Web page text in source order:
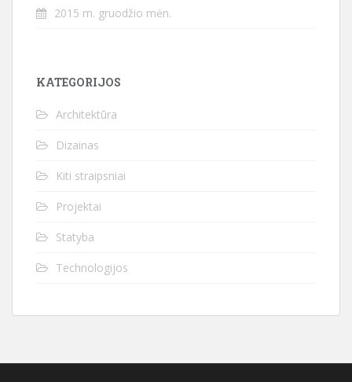
2015 m. gruodžio mėn.
KATEGORIJOS
Architektūra
Dizainas
Kiti straipsniai
Projektai
Statyba
Technologijos